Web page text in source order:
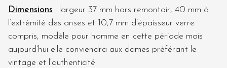
Dimensions : largeur 37 mm hors remontoir, 40 mm à
l’extrémité des anses et 10,7 mm d’épaisseur verre
compris, modèle pour homme en cette période mais
aujourd’hui elle conviendra aux dames préférant le
vintage et l’authenticité.